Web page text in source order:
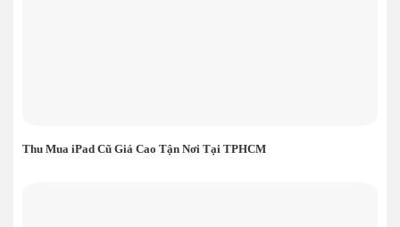
Thu Mua iPad Cũ Giá Cao Tận Nơi Tại TPHCM